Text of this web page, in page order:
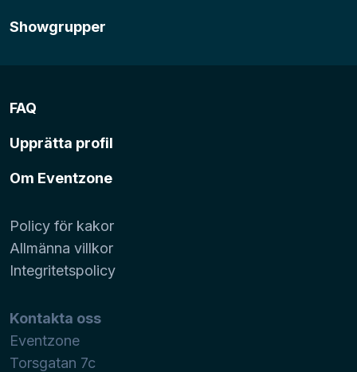
Showgrupper
FAQ
Upprätta profil
Om Eventzone
Policy för kakor
Allmänna villkor
Integritetspolicy
Kontakta oss
Eventzone
Torsgatan 7c